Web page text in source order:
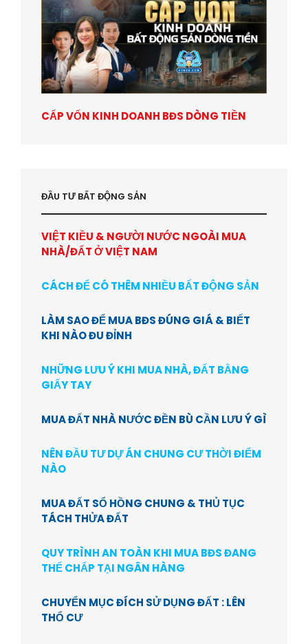
CẤP VỐN KINH DOANH BĐS DÒNG TIỀN
ĐẦU TƯ BẤT ĐỘNG SẢN
VIỆT KIỀU & NGƯỜI NƯỚC NGOÀI MUA
NHÀ/ĐẤT Ở VIỆT NAM
CÁCH ĐỂ CÓ THÊM NHIỀU BẤT ĐỘNG SẢN
LÀM SAO ĐỂ MUA BĐS ĐÚNG GIÁ & BIẾT
KHI NÀO ĐU ĐỈNH
NHỮNG LƯU Ý KHI MUA NHÀ, ĐẤT BẰNG
GIẤY TAY
MUA ĐẤT NHÀ NƯỚC ĐỀN BÙ CẦN LƯU Ý GÌ
NÊN ĐẦU TƯ DỰ ÁN CHUNG CƯ THỜI ĐIỂM
NÀO
MUA ĐẤT SỔ HỒNG CHUNG & THỦ TỤC
TÁCH THỬA ĐẤT
QUY TRÌNH AN TOÀN KHI MUA BĐS ĐANG
THẾ CHẤP TẠI NGÂN HÀNG
CHUYỂN MỤC ĐÍCH SỬ DỤNG ĐẤT : LÊN
THỔ CƯ